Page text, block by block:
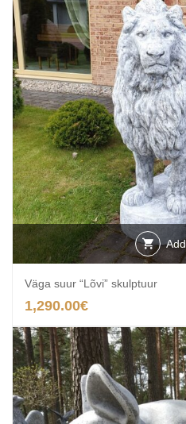
Väga suur “Lõvi” skulptuur
1,290.00€